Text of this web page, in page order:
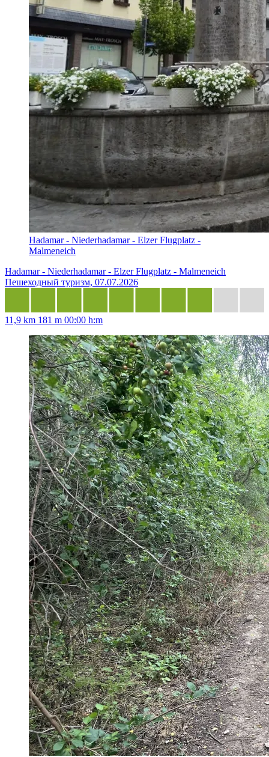
Hadamar - Niederhadamar - Elzer Flugplatz -
Malmeneich
Hadamar - Niederhadamar - Elzer Flugplatz - Malmeneich
Пешеходный туризм, 07.07.2026
11,9 km 181 m 00:00 h:m